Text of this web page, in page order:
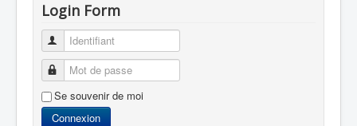
Login Form
Identifiant
Mot de passe
Se souvenir de moi
Connexion